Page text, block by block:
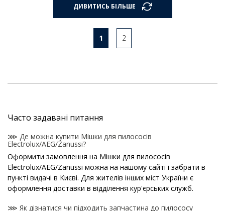
ДИВИТИСЬ БІЛЬШЕ
1 2
Часто задавані питання
⋙ Де можна купити Мішки для пилососів
Electrolux/AEG/Zanussi?
Оформити замовлення на Мішки для пилососів
Electrolux/AEG/Zanussi можна на нашому сайті і забрати в
пункті видачі в Києві. Для жителів інших міст України є
оформлення доставки в відділення кур'єрських служб.
⋙ Як дізнатися чи підходить запчастина до пилососу